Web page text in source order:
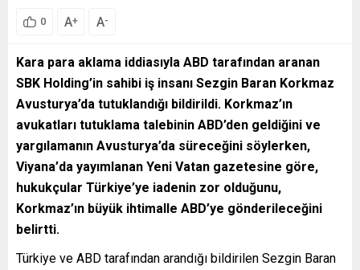
0 A+ A-
Kara para aklama iddiasıyla ABD tarafından aranan
SBK Holding’in sahibi iş insanı Sezgin Baran Korkmaz
Avusturya’da tutuklandığı bildirildi. Korkmaz’ın
avukatları tutuklama talebinin ABD’den geldiğini ve
yargılamanın Avusturya’da süreceğini söylerken,
Viyana’da yayımlanan Yeni Vatan gazetesine göre,
hukukçular Türkiye’ye iadenin zor olduğunu,
Korkmaz’ın büyük ihtimalle ABD’ye gönderileceğini
belirtti.
Türkiye ve ABD tarafından arandığı bildirilen Sezgin Baran